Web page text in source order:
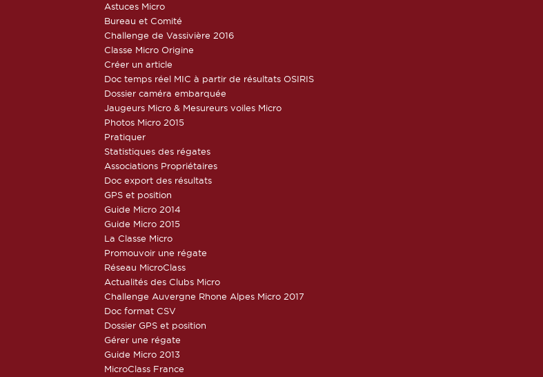
Astuces Micro
Bureau et Comité
Challenge de Vassivière 2016
Classe Micro Origine
Créer un article
Doc temps réel MIC à partir de résultats OSIRIS
Dossier caméra embarquée
Jaugeurs Micro & Mesureurs voiles Micro
Photos Micro 2015
Pratiquer
Statistiques des régates
Associations Propriétaires
Doc export des résultats
GPS et position
Guide Micro 2014
Guide Micro 2015
La Classe Micro
Promouvoir une régate
Réseau MicroClass
Actualités des Clubs Micro
Challenge Auvergne Rhone Alpes Micro 2017
Doc format CSV
Dossier GPS et position
Gérer une régate
Guide Micro 2013
MicroClass France